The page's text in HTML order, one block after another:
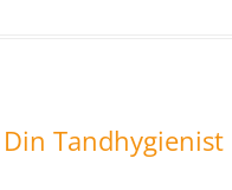
Tandhygienist